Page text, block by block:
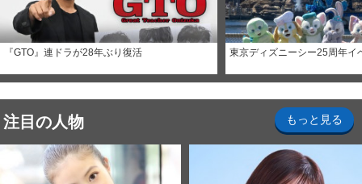
『GTO』連ドラが28年ぶり復活 東京ディズニーシー25周年イ
注目の人物 もっと見る